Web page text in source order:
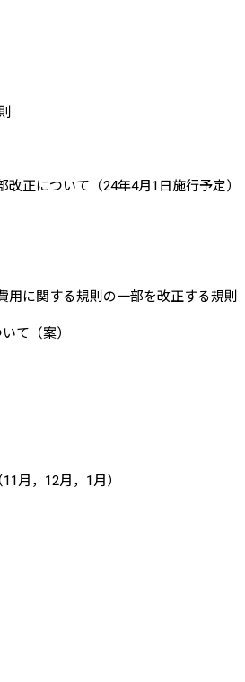
正について（24年4月1日施行予定）
に関する規則の一部を改正する規則
て（案）
月，12月，1月）